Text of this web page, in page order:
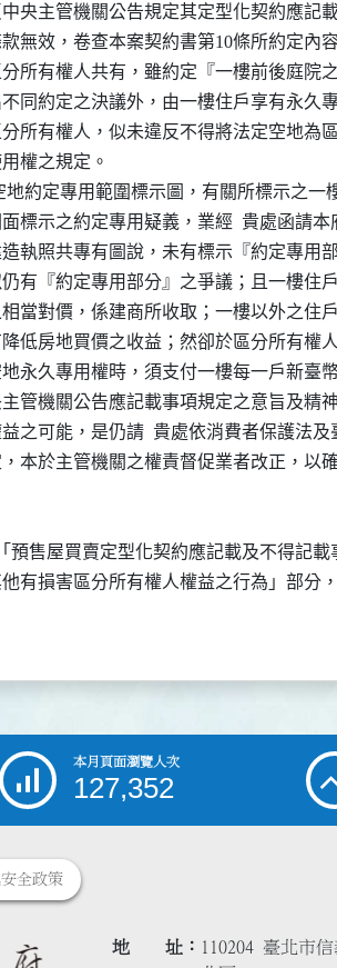
反中央主管機關公告規定其定型化契約應記
款無效，卷查本案契約書第10條所約定內
分所有權人共有，雖約定『一樓前後庭院
不同約定之決議外，由一樓住戶享有永久
分所有權人，似未違反不得將法定空地為
用權之規定。
地約定專用範圍標示圖，有關所標示之一
面標示之約定專用疑義，業經  貴處函請
造執照共專有圖說，未有標示『約定專用
仍有『約定專用部分』之爭議；且一樓住
相當對價，係建商所收取；一樓以外之住
有降低房地買價之收益；然卻於區分所有權
空地永久專用權時，須支付一樓每一戶新臺
主管機關公告應記載事項規定之意旨及精
益之可能，是仍請  貴處依消費者保護法
，本於主管機關之權責督促業者改正，以
售屋買賣定型化契約應記載及不得記載
有損害區分所有權人權益之行為」部分
本月頁面瀏覽人次
127,352
全政策
地 址
110204 臺北市